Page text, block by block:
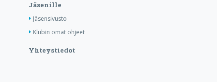
Jäsenille
Jäsensivusto
Klubin omat ohjeet
Yhteystiedot